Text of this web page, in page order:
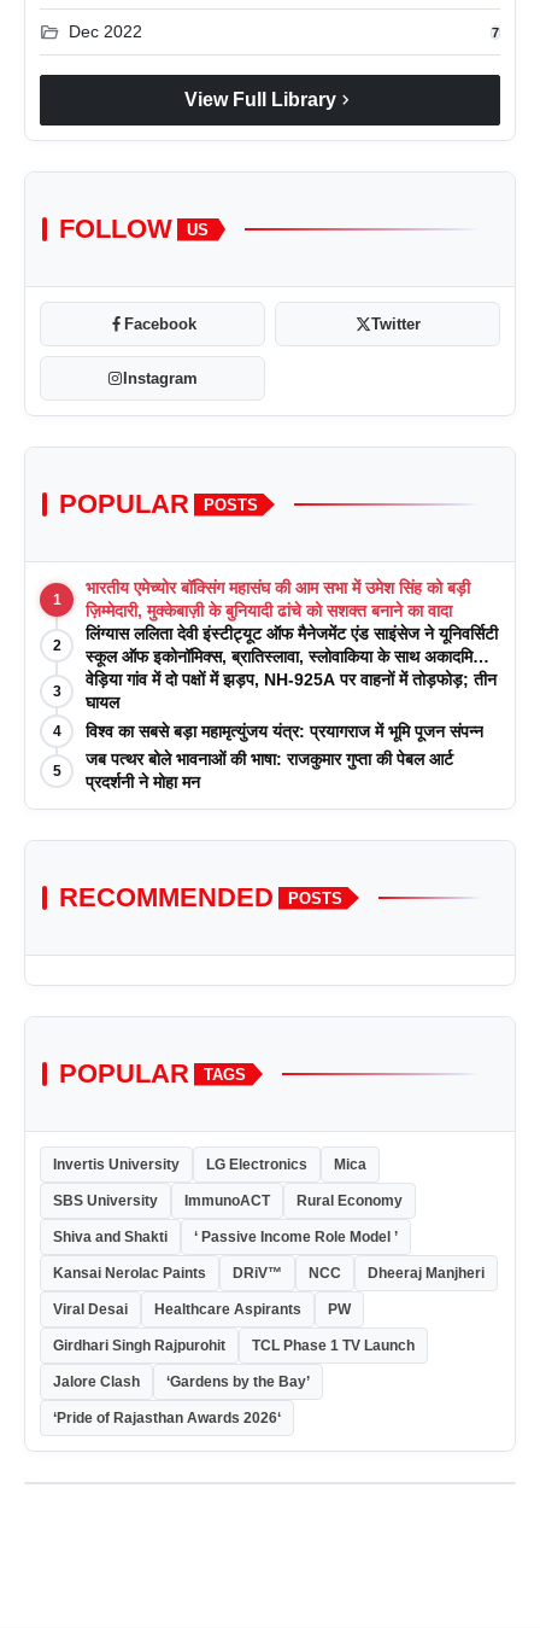
folder_open Dec 2022 7
View Full Library chevron_right
FOLLOW US
Facebook Twitter
Instagram
POPULAR POSTS
1
भारतीय एमेच्योर बॉक्सिंग महासंघ की आम सभा में उमेश सिंह को बड़ी
ज़िम्मेदारी, मुक्केबाज़ी के बुनियादी ढांचे को सशक्त बनाने का वादा
2
लिंग्यास ललिता देवी इंस्टीट्यूट ऑफ मैनेजमेंट एंड साइंसेज ने यूनिवर्सिटी
स्कूल ऑफ इकोनॉमिक्स, ब्रातिस्लावा, स्लोवाकिया के साथ अकादमिक
पत्रिकाओं में प्रकाशन रणनीतियों पर एक दिवसीय कार्यशाला का
आयोजन किया
3
वेड़िया गांव में दो पक्षों में झड़प, NH-925A पर वाहनों में तोड़फोड़; तीन
घायल
4 विश्व का सबसे बड़ा महामृत्युंजय यंत्र: प्रयागराज में भूमि पूजन संपन्न
5
जब पत्थर बोले भावनाओं की भाषा: राजकुमार गुप्ता की पेबल आर्ट
प्रदर्शनी ने मोहा मन
RECOMMENDED POSTS
POPULAR TAGS
Invertis University LG Electronics Mica
SBS University ImmunoACT Rural Economy
Shiva and Shakti ‘ Passive Income Role Model ’
Kansai Nerolac Paints DRiV™ NCC Dheeraj Manjheri
Viral Desai Healthcare Aspirants PW
Girdhari Singh Rajpurohit TCL Phase 1 TV Launch
Jalore Clash ‘Gardens by the Bay’
‘Pride of Rajasthan Awards 2026‘